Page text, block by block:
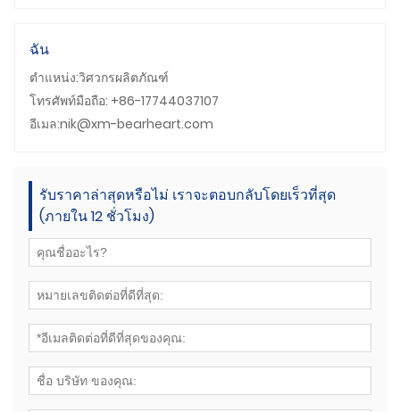
ฉัน
ตำแหน่ง:วิศวกรผลิตภัณฑ์
โทรศัพท์มือถือ: +86-17744037107
อีเมล:nik@xm-bearheart.com
รับราคาล่าสุดหรือไม่ เราจะตอบกลับโดยเร็วที่สุด
(ภายใน 12 ชั่วโมง)